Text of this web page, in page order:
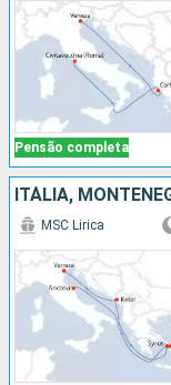
Pensão completa
ITÁLIA,
MSC Lirica